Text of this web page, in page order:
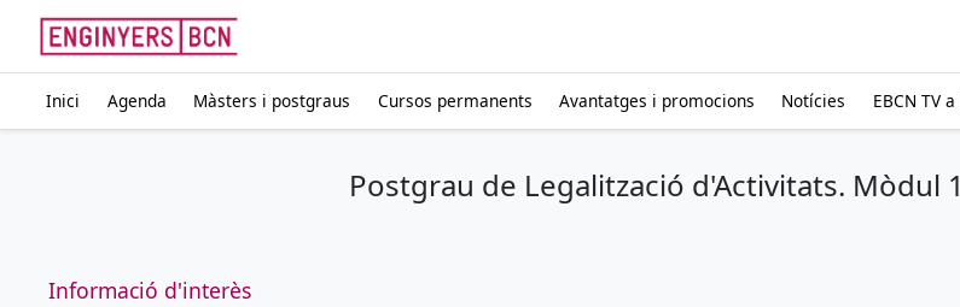
Inici Agenda Màsters i postgraus Cursos permanents Avantatges i promocions Notícies EBCN TV
Postgrau de Legalització d'Activitats. Mòdul
Informació d'interès